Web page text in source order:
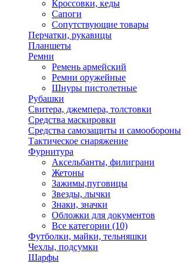
Кроссовки, кеды
Сапоги
Сопутствующие товары
Перчатки, рукавицы
Планшеты
Ремни
Ремень армейский
Ремни оружейные
Шнуры пистолетные
Рубашки
Свитера, джемпера, толстовки
Средства маскировки
Средства самозащиты и самообороны
Тактическое снаряжение
Фурнитура
Аксельбанты, филиграни
Жетоны
Зажимы,пуговицы
Звезды, лычки
Знаки, значки
Обложки для документов
Все категории (10)
Футболки, майки, тельняшки
Чехлы, подсумки
Шарфы